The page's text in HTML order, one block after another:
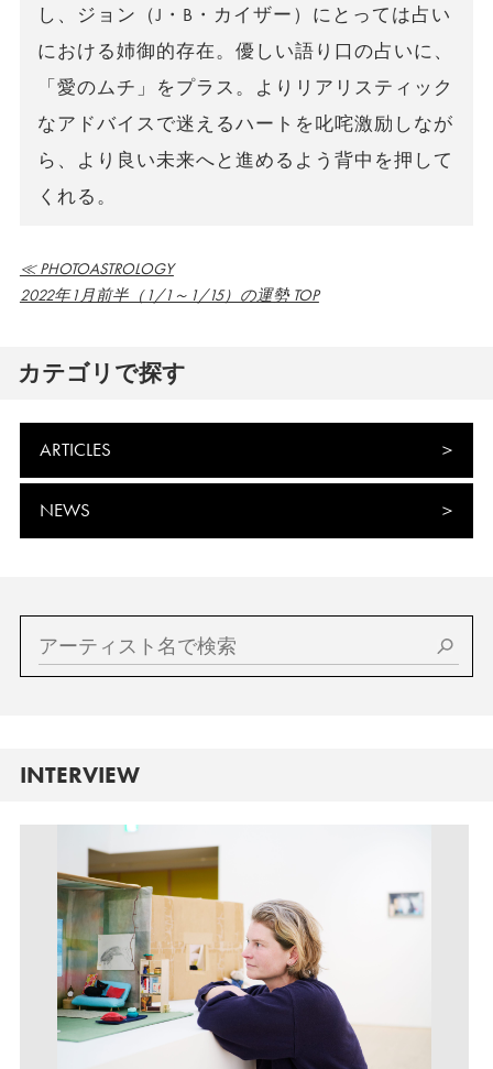
し、ジョン（J・B・カイザー）にとっては占い
における姉御的存在。優しい語り口の占いに、
「愛のムチ」をプラス。よりリアリスティック
なアドバイスで迷えるハートを叱咤激励しなが
ら、より良い未来へと進めるよう背中を押して
くれる。
≪ PHOTOASTROLOGY
2022年1月前半（1/1～1/15）の運勢 TOP
カテゴリで探す
ARTICLES
NEWS
INTERVIEW